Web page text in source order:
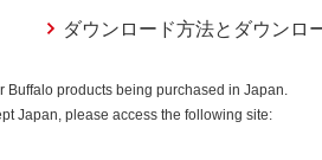
のソースコードを調べたり、逆ア
は全部を利用した新しいソフトウ
ダウンロード方法とダウンロ
products being purchased in Japan.
Japan, please access the following site: